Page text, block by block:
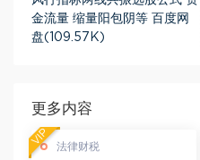
金流量 缩量阳包阴等 百度网
盘(109.57K)
更多内容
法律财税
VIP